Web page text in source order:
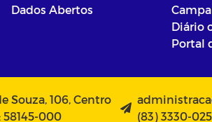
Dados Abertos
Diário
Portal
Souza, 106, Centro
58145-000
(83) 3330-